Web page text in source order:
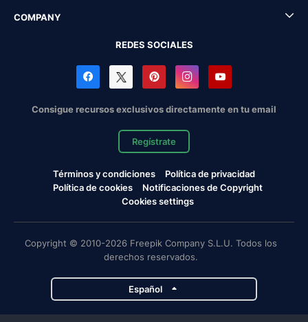
COMPANY
REDES SOCIALES
Consigue recursos exclusivos directamente en tu email
Regístrate
Términos y condiciones
Política de privacidad
Política de cookies
Notificaciones de Copyright
Cookies settings
Copyright © 2010-2026 Freepik Company S.L.U. Todos los
derechos reservados.
Español